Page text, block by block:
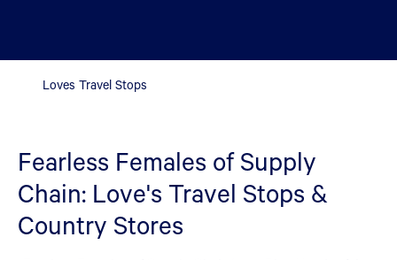
Loves Travel Stops
Fearless Females of Supply
Chain: Love's Travel Stops &
Country Stores